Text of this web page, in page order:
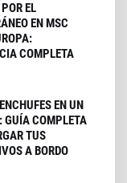
EL
EN MSC
COMPLETA
EN UN
GUÍA COMPLETA
TUS
A BORDO